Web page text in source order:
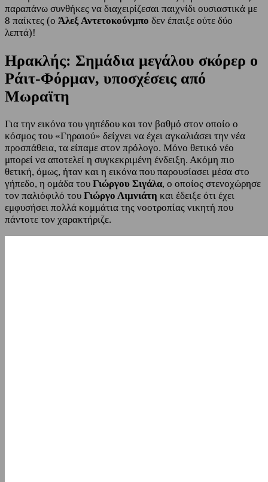
παραπάνω συνθήκες να διαχειρίζεσαι παιχνίδι ουσιαστικά με
8 παίκτες (ο Άλεξ Αντετοκούνμπο δεν έπαιξε ούτε δύο
λεπτά)!
Ηρακλής: Σημάδια μεγάλου σκόρερ ο
Ράιτ-Φόρμαν, υποσχέσεις από
Μωραϊτη
Για την εικόνα του γηπέδου και τον βαθμό στον οποίο ο
κόσμος του «Γηραιού» δείχνει να έχει αγκαλιάσει την νέα
προσπάθεια, τα είπαμε στον πρόλογο. Μόνο θετικό νέο
μπορεί να αποτελεί η συγκεκριμένη ένδειξη. Ακόμη πιο
θετική, όμως, ήταν και η εικόνα που παρουσίασει μέσα στο
γήπεδο, η ομάδα του Γιώργου Σιγάλα, ο οποίος στενοχώρησε
τον παλιόφιλό του Γιώργο Λιμνιάτη και έδειξε ότι έχει
εμφυσήσει πολλά κομμάτια της νοοτροπίας νικητή που
πάντοτε τον χαρακτήριζε.